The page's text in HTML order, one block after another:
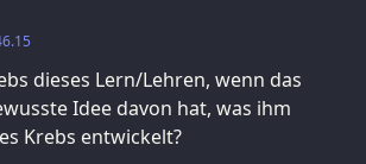
dieses Lern/Lehren, wenn das
Idee davon hat, was ihm
Krebs entwickelt?